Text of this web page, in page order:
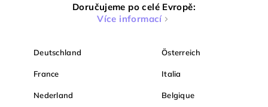
Doručujeme po celé Evropě:
Více informací
Deutschland Österreich
France Italia
Nederland Belgique